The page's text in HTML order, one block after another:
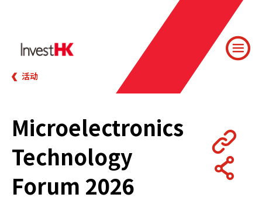
活动
Microelectronics
Technology
Forum 2026